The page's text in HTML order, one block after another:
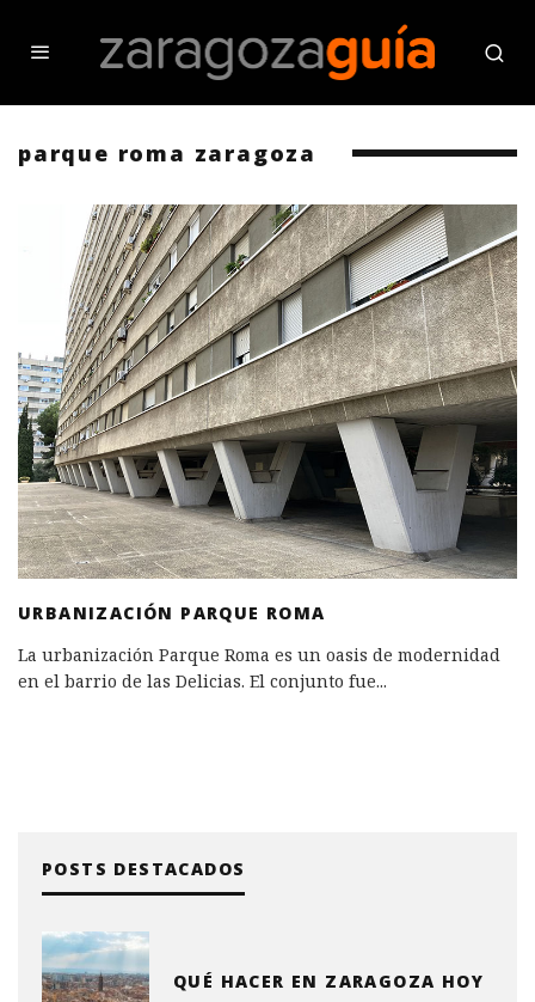
parque roma zaragoza
URBANIZACIÓN PARQUE ROMA
La urbanización Parque Roma es un oasis de modernidad
en el barrio de las Delicias. El conjunto fue...
POSTS DESTACADOS
QUÉ HACER EN ZARAGOZA HOY